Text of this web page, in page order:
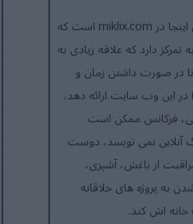
امیلی یک نویسنده مهمان اینجا در miklix.com است که
دارد که علاقه زیادی به
در صورت داشتن زمان و
در این وب سایت ارائه دهد،
فرکانس ممکن است
آنلاین نمی نویسد، دوست
از باغش، آشپزی،
به پروژه های خلاقانه
اش کند.